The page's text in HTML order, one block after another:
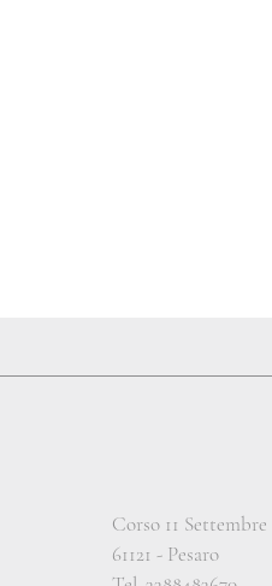
Corso 11 Settembre
61121 - Pesaro